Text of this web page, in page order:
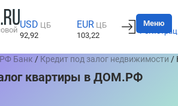
USD ЦБ
92,92
EUR ЦБ
103,22
Вход
Меню
Банк / Кредит под залог недвижимости /
квартиры в ДОМ.РФ